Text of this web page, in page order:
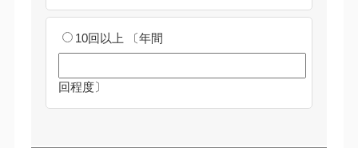
10回以上 〔年間
回程度〕